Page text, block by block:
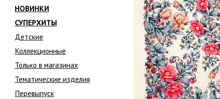
НОВИНКИ
СУПЕРХИТЫ
Детские
Коллекционные
Только в магазинах
Тематические изделия
Перевыпуск